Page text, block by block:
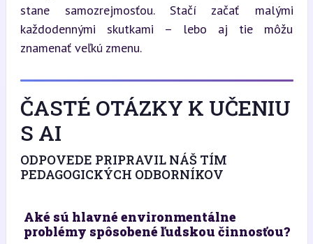
stane samozrejmosťou. Stačí začať malými
každodennými skutkami – lebo aj tie môžu
znamenať veľkú zmenu.
ČASTÉ OTÁZKY K UČENIU
S AI
ODPOVEDE PRIPRAVIL NÁŠ TÍM
PEDAGOGICKÝCH ODBORNÍKOV
Aké sú hlavné environmentálne
problémy spôsobené ľudskou činnosťou?